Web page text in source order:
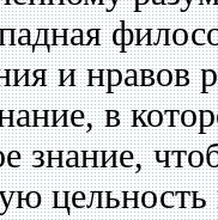
и нравов
в
знание,